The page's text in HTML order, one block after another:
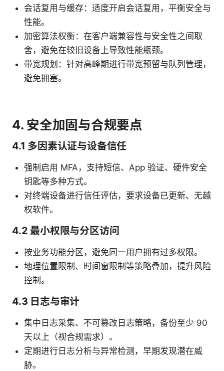
会话复用与缓存：适度开启会话复用，平衡安全与
性能。
加密算法权衡：在客户端兼容性与安全性之间取
舍，避免在较旧设备上导致性能瓶颈。
带宽规划：针对高峰期进行带宽预留与队列管理，
避免拥塞。
4. 安全加固与合规要点
4.1 多因素认证与设备信任
强制启用 MFA，支持短信、App 验证、硬件安全
钥匙等多种方式。
对终端设备进行信任评估，要求设备已更新、无越
权软件。
4.2 最小权限与分区访问
按业务功能分区，避免同一用户拥有过多权限。
地理位置限制、时间窗限制等策略叠加，提升风险
控制。
4.3 日志与审计
集中日志采集、不可篡改日志策略，备份至少 90
天以上（视合规需求）。
定期进行日志分析与异常检测，早期发现潜在威
胁。